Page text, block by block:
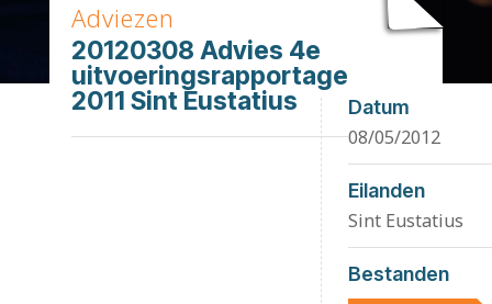
Adviezen
20120308 Advies 4e
uitvoeringsrapportage
2011 Sint Eustatius
Datum
08/05/2012
Eilanden
Sint Eustatius
Bestanden